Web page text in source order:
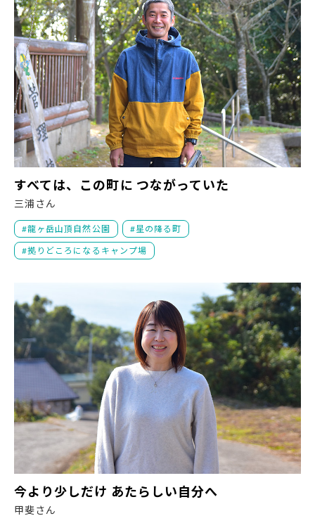
すべては、この町に つながっていた
三浦さん
龍ヶ岳山頂自然公園 星の降る町
拠りどころになるキャンプ場
今より少しだけ あたらしい自分へ
甲斐さん